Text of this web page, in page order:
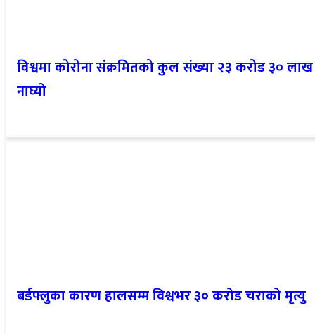
विश्वमा कोरोना संक्रमितको कुल संख्या २३ करोड ३० लाख
नाघ्यो
बर्डफ्लुका कारण हालसम्म विश्वभर ३० करोड चराको मृत्यु